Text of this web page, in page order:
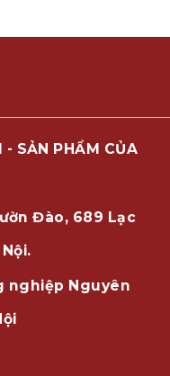
- SẢN PHẨM CỦA
Đào, 689 Lạc
nghiệp Nguyên